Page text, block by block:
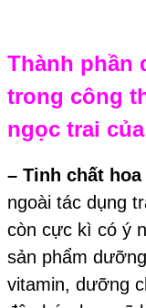
Thành phần
trong công
ngọc trai của
– Tinh chất
ngoài tác dụng
còn cực kì có ý
sản phẩm
vitamin, dưỡng